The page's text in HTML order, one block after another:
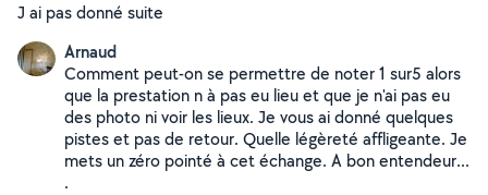
J ai pas donné suite
Arnaud
Comment peut-on se permettre de noter 1 sur5 alors
que la prestation n à pas eu lieu et que je n'ai pas eu
des photo ni voir les lieux. Je vous ai donné quelques
pistes et pas de retour. Quelle légèreté affligeante. Je
mets un zéro pointé à cet échange. A bon entendeur...
.